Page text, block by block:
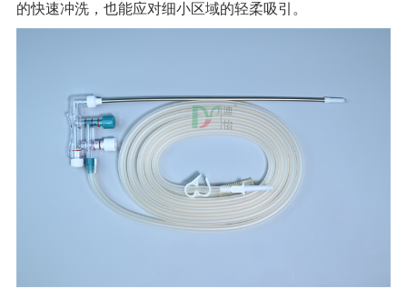
的快速冲洗，也能应对细小区域的轻柔吸引。